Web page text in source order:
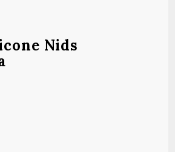
Nids